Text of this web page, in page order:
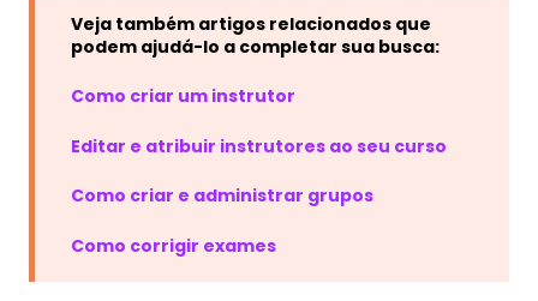
Veja também artigos relacionados que
podem ajudá-lo a completar sua busca:
Como criar um instrutor
Editar e atribuir instrutores ao seu curso
Como criar e administrar grupos
Como corrigir exames